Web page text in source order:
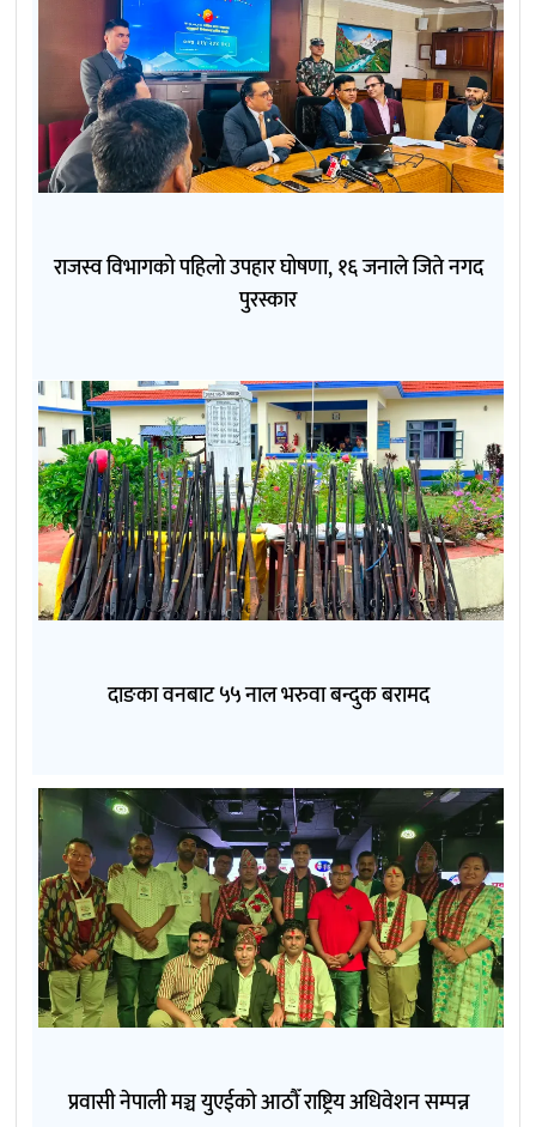
राजस्व विभागको पहिलो उपहार घोषणा, १६ जनाले जिते नगद
पुरस्कार
दाङका वनबाट ५५ नाल भरुवा बन्दुक बरामद
प्रवासी नेपाली मञ्च युएईको आठौँ राष्ट्रिय अधिवेशन सम्पन्न